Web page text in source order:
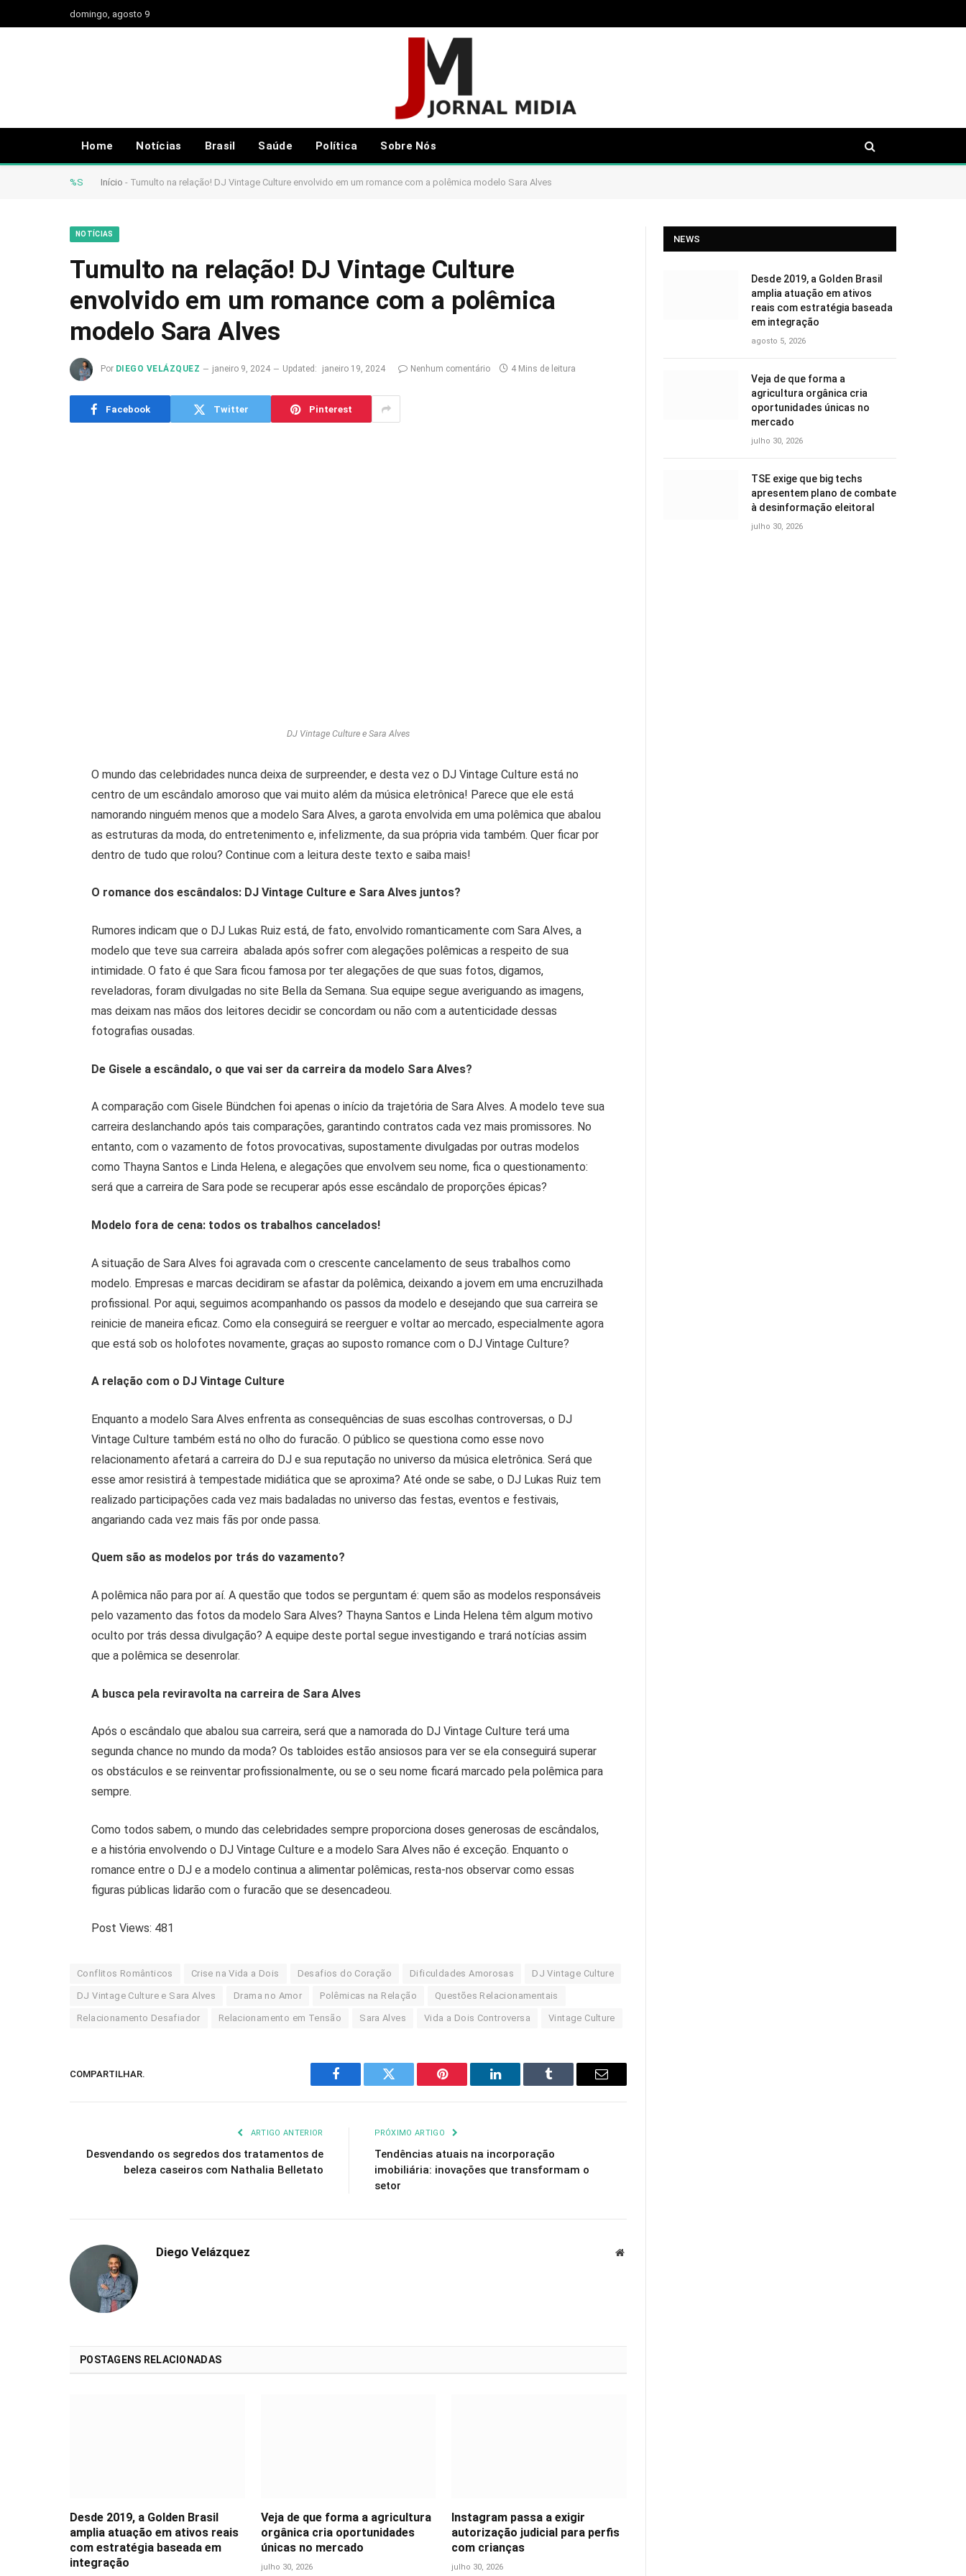
domingo, agosto 9
Home Notícias Brasil Saúde Política Sobre Nós
%S Início - Tumulto na relação! DJ Vintage Culture envolvido em um romance com a polêmica modelo Sara Alves
NOTÍCIAS
Tumulto na relação! DJ Vintage Culture
envolvido em um romance com a polêmica
modelo Sara Alves
Por DIEGO VELÁZQUEZ janeiro 9, 2024 Updated: janeiro 19, 2024 Nenhum comentário 4 Mins de leitura
Facebook Twitter Pinterest
DJ Vintage Culture e Sara Alves
O mundo das celebridades nunca deixa de surpreender, e desta vez o DJ Vintage Culture está no
centro de um escândalo amoroso que vai muito além da música eletrônica! Parece que ele está
namorando ninguém menos que a modelo Sara Alves, a garota envolvida em uma polêmica que abalou
as estruturas da moda, do entretenimento e, infelizmente, da sua própria vida também. Quer ficar por
dentro de tudo que rolou? Continue com a leitura deste texto e saiba mais!
O romance dos escândalos: DJ Vintage Culture e Sara Alves juntos?
Rumores indicam que o DJ Lukas Ruiz está, de fato, envolvido romanticamente com Sara Alves, a
modelo que teve sua carreira abalada após sofrer com alegações polêmicas a respeito de sua
intimidade. O fato é que Sara ficou famosa por ter alegações de que suas fotos, digamos,
reveladoras, foram divulgadas no site Bella da Semana. Sua equipe segue averiguando as imagens,
mas deixam nas mãos dos leitores decidir se concordam ou não com a autenticidade dessas
fotografias ousadas.
De Gisele a escândalo, o que vai ser da carreira da modelo Sara Alves?
A comparação com Gisele Bündchen foi apenas o início da trajetória de Sara Alves. A modelo teve sua
carreira deslanchando após tais comparações, garantindo contratos cada vez mais promissores. No
entanto, com o vazamento de fotos provocativas, supostamente divulgadas por outras modelos
como Thayna Santos e Linda Helena, e alegações que envolvem seu nome, fica o questionamento:
será que a carreira de Sara pode se recuperar após esse escândalo de proporções épicas?
Modelo fora de cena: todos os trabalhos cancelados!
A situação de Sara Alves foi agravada com o crescente cancelamento de seus trabalhos como
modelo. Empresas e marcas decidiram se afastar da polêmica, deixando a jovem em uma encruzilhada
profissional. Por aqui, seguimos acompanhando os passos da modelo e desejando que sua carreira se
reinicie de maneira eficaz. Como ela conseguirá se reerguer e voltar ao mercado, especialmente agora
que está sob os holofotes novamente, graças ao suposto romance com o DJ Vintage Culture?
A relação com o DJ Vintage Culture
Enquanto a modelo Sara Alves enfrenta as consequências de suas escolhas controversas, o DJ
Vintage Culture também está no olho do furacão. O público se questiona como esse novo
relacionamento afetará a carreira do DJ e sua reputação no universo da música eletrônica. Será que
esse amor resistirá à tempestade midiática que se aproxima? Até onde se sabe, o DJ Lukas Ruiz tem
realizado participações cada vez mais badaladas no universo das festas, eventos e festivais,
angariando cada vez mais fãs por onde passa.
Quem são as modelos por trás do vazamento?
A polêmica não para por aí. A questão que todos se perguntam é: quem são as modelos responsáveis
pelo vazamento das fotos da modelo Sara Alves? Thayna Santos e Linda Helena têm algum motivo
oculto por trás dessa divulgação? A equipe deste portal segue investigando e trará notícias assim
que a polêmica se desenrolar.
A busca pela reviravolta na carreira de Sara Alves
Após o escândalo que abalou sua carreira, será que a namorada do DJ Vintage Culture terá uma
segunda chance no mundo da moda? Os tabloides estão ansiosos para ver se ela conseguirá superar
os obstáculos e se reinventar profissionalmente, ou se o seu nome ficará marcado pela polêmica para
sempre.
Como todos sabem, o mundo das celebridades sempre proporciona doses generosas de escândalos,
e a história envolvendo o DJ Vintage Culture e a modelo Sara Alves não é exceção. Enquanto o
romance entre o DJ e a modelo continua a alimentar polêmicas, resta-nos observar como essas
figuras públicas lidarão com o furacão que se desencadeou.
Post Views: 481
Conflitos Românticos Crise na Vida a Dois Desafios do Coração Dificuldades Amorosas DJ Vintage Culture
DJ Vintage Culture e Sara Alves Drama no Amor Polêmicas na Relação Questões Relacionamentais
Relacionamento Desafiador Relacionamento em Tensão Sara Alves Vida a Dois Controversa Vintage Culture
COMPARTILHAR.
Facebook Twitter Pinterest LinkedIn Tumblr Email
ARTIGO ANTERIOR
Desvendando os segredos dos tratamentos de
beleza caseiros com Nathalia Belletato
PRÓXIMO ARTIGO
Tendências atuais na incorporação
imobiliária: inovações que transformam o
setor
Diego Velázquez Website
POSTAGENS RELACIONADAS
Desde 2019, a Golden Brasil
amplia atuação em ativos reais
com estratégia baseada em
integração
Veja de que forma a agricultura
orgânica cria oportunidades
únicas no mercado
julho 30, 2026
Instagram passa a exigir
autorização judicial para perfis
com crianças
julho 30, 2026
NEWS
Desde 2019, a Golden Brasil
amplia atuação em ativos
reais com estratégia baseada
em integração
agosto 5, 2026
Veja de que forma a
agricultura orgânica cria
oportunidades únicas no
mercado
julho 30, 2026
TSE exige que big techs
apresentem plano de combate
à desinformação eleitoral
julho 30, 2026